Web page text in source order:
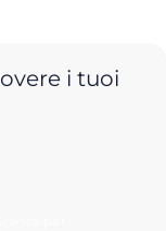
i tuoi